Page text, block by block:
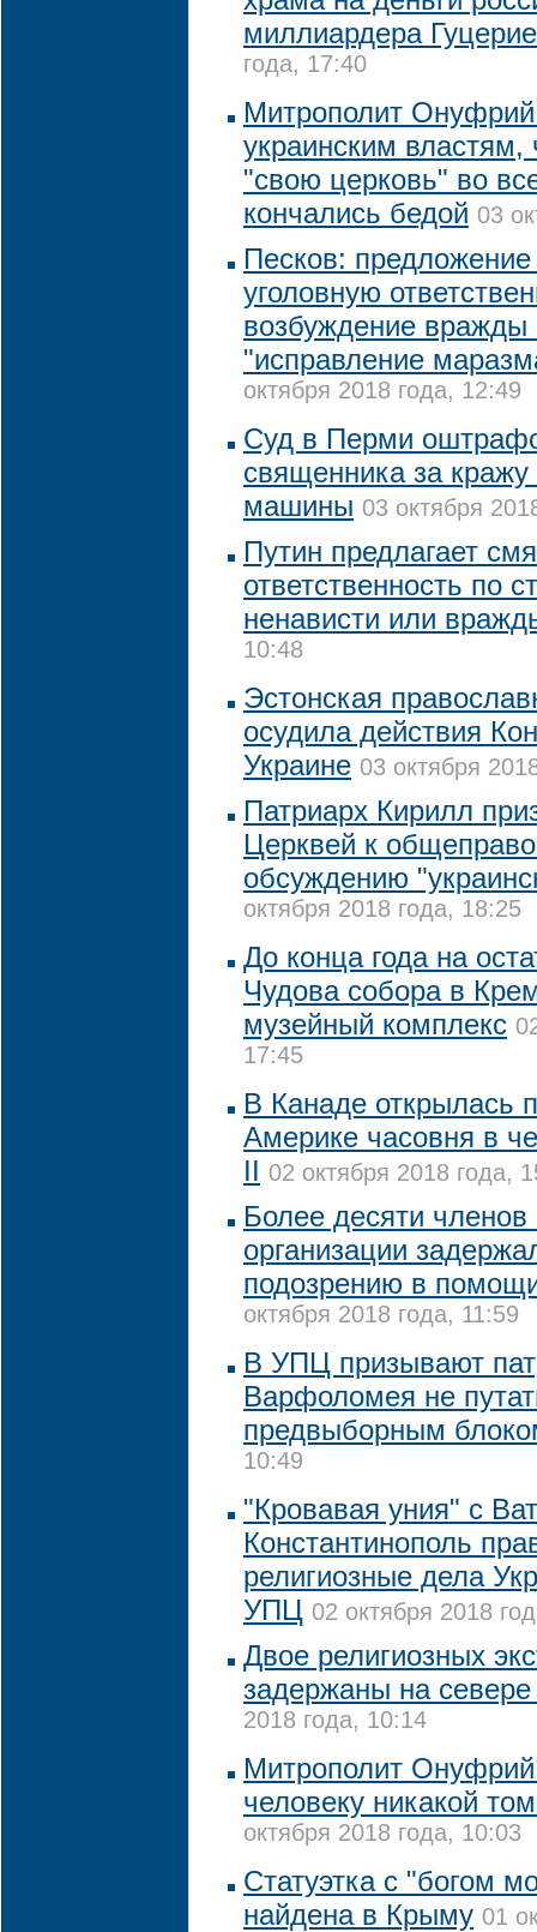
миллиардера
года, 17:40
Митрополит
украинским властям,
"свою церковь" во
кончались бедой 03
Песков: предложение
уголовную
возбуждение вражды
"исправление
октября 2018 года, 12:49
Суд в Перми
священника за кражу
машины 03 октября
Путин предлагает
ответственность по
ненависти или
10:48
Эстонская
осудила действия
Украине 03 октября
Патриарх Кирилл
Церквей к
обсуждению
октября 2018 года, 18:25
До конца года на
Чудова собора в
музейный комплекс
17:45
В Канаде открылась
Америке часовня в
II 02 октября 2018 года,
Более десяти
организации
подозрению в
октября 2018 года, 11:59
В УПЦ призывают
Варфоломея не
предвыборным
10:49
"Кровавая уния" с
Константинополь
религиозные дела
УПЦ 02 октября 2018
Двое религиозных
задержаны на севере
2018 года, 10:14
Митрополит
человеку никакой
октября 2018 года, 10:03
Статуэтка с "богом
найдена в Крыму 01